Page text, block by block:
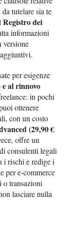
tutelare sia te
Registro dei
informazioni
versione
per esigenze
e al rinnovo
in pochi
ottenere
con un costo
(29,90 €
offre un
consulenti legali
i rischi e redige i
per e-commerce
o transazioni
lasciare nulla